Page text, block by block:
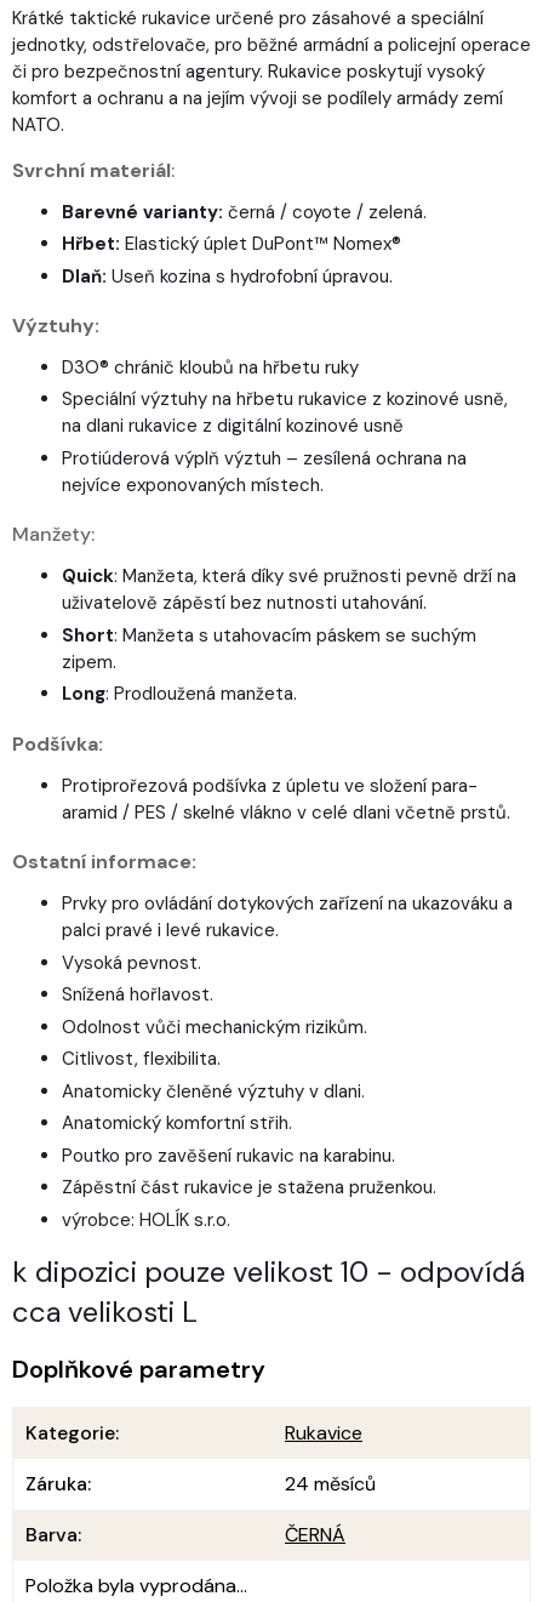
Krátké taktické rukavice určené pro zásahové a speciální
jednotky, odstřelovače, pro běžné armádní a policejní operace
či pro bezpečnostní agentury. Rukavice poskytují vysoký
komfort a ochranu a na jejím vývoji se podílely armády zemí
NATO.
Svrchní materiál:
Barevné varianty: černá / coyote / zelená.
Hřbet: Elastický úplet DuPont™ Nomex®
Dlaň: Useň kozina s hydrofobní úpravou.
Výztuhy:
D3O® chránič kloubů na hřbetu ruky
Speciální výztuhy na hřbetu rukavice z kozinové usně,
na dlani rukavice z digitální kozinové usně
Protiúderová výplň výztuh – zesílená ochrana na
nejvíce exponovaných místech.
Manžety:
Quick: Manžeta, která díky své pružnosti pevně drží na
uživatelově zápěstí bez nutnosti utahování.
Short: Manžeta s utahovacím páskem se suchým
zipem.
Long: Prodloužená manžeta.
Podšívka:
Protiprořezová podšívka z úpletu ve složení para-
aramid / PES / skelné vlákno v celé dlani včetně prstů.
Ostatní informace:
Prvky pro ovládání dotykových zařízení na ukazováku a
palci pravé i levé rukavice.
Vysoká pevnost.
Snížená hořlavost.
Odolnost vůči mechanickým rizikům.
Citlivost, flexibilita.
Anatomicky členěné výztuhy v dlani.
Anatomický komfortní střih.
Poutko pro zavěšení rukavic na karabinu.
Zápěstní část rukavice je stažena pruženkou.
výrobce: HOLÍK s.r.o.
k dipozici pouze velikost 10 - odpovídá
cca velikosti L
Doplňkové parametry
Kategorie:
Rukavice
Záruka:
24 měsíců
Barva:
ČERNÁ
Položka byla vyprodána…